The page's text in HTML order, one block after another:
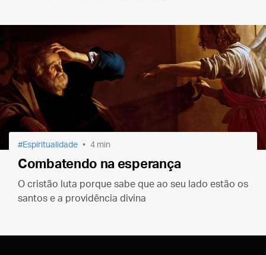
Espiritualidade 4 min
Combatendo na esperança
O cristão luta porque sabe que ao seu lado estão os
santos e a providência divina